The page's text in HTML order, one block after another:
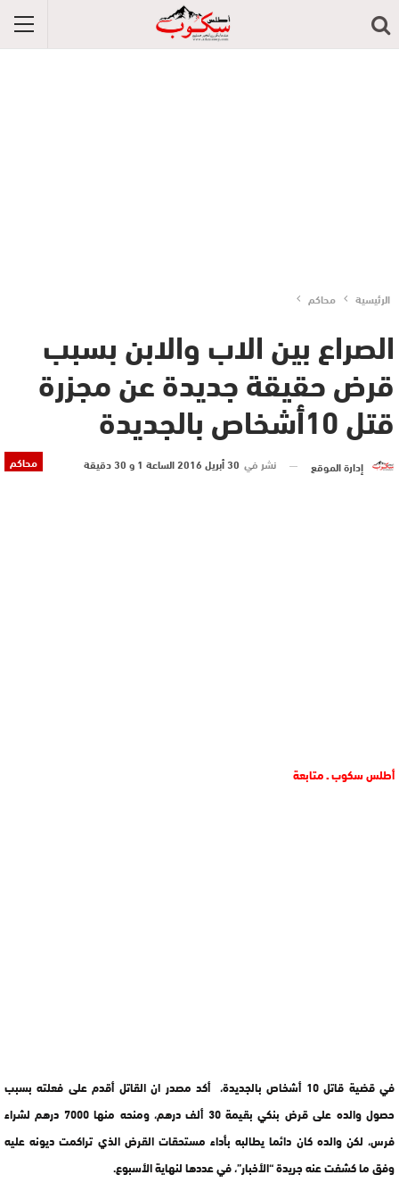
الرئيسية محاكم
الصراع بين الاب والابن بسبب
قرض حقيقة جديدة عن مجزرة
قتل 10أشخاص بالجديدة
محاكم إدارة الموقع نشر في 30 أبريل 2016 الساعة 1 و 30 دقيقة
أطلس سكوب ـ متابعة
في قضية قاتل 10 أشخاص بالجديدة، أكد مصدر ان القاتل أقدم على فعلته بسبب
حصول والده على قرض بنكي بقيمة 30 ألف درهم، ومنحه منها 7000 درهم لشراء
فرس، لكن والده كان دائما يطالبه بأداء مستحقات القرض الذي تراكمت ديونه عليه
وفق ما كشفت عنه جريدة “الأخبار”، في عددها لنهاية الأسبوع.